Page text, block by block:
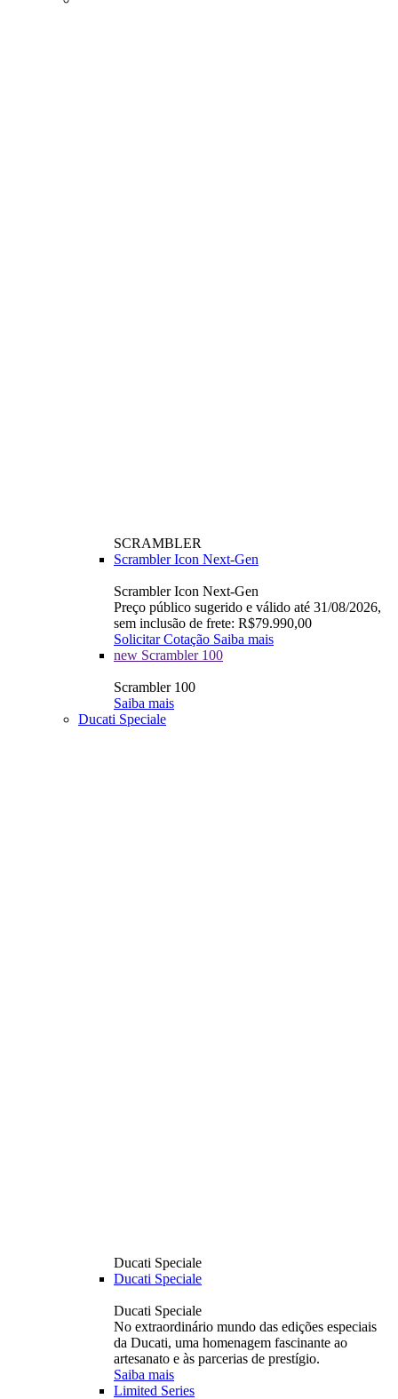
SCRAMBLER
Scrambler Icon Next-Gen
Scrambler Icon Next-Gen
Preço público sugerido e válido até 31/08/2026,
sem inclusão de frete: R$79.990,00
Solicitar Cotação Saiba mais
new Scrambler 100
Scrambler 100
Saiba mais
Ducati Speciale
Ducati Speciale
Ducati Speciale
Ducati Speciale
No extraordinário mundo das edições especiais
da Ducati, uma homenagem fascinante ao
artesanato e às parcerias de prestígio.
Saiba mais
Limited Series